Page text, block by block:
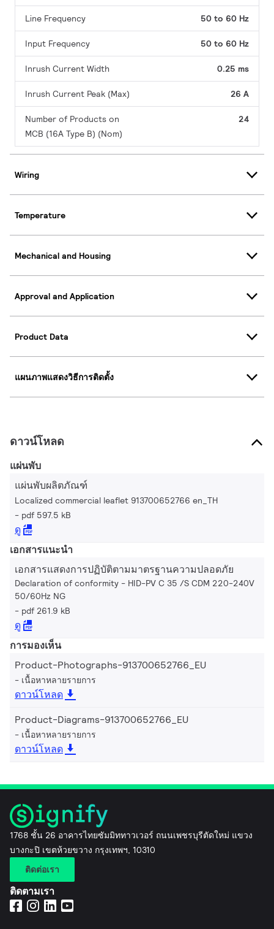
Line Frequency 50 to 60 Hz
Input Frequency 50 to 60 Hz
Inrush Current Width 0.25 ms
Inrush Current Peak (Max) 26 A
Number of Products on
MCB (16A Type B) (Nom)
24
Wiring
Temperature
Mechanical and Housing
Approval and Application
Product Data
แผนภาพแสดงวิธีการติดตั้ง
ดาวน์โหลด
แผ่นพับ
แผ่นพับผลิตภัณฑ์
Localized commercial leaflet 913700652766 en_TH
pdf 597.5 kB
ดู
เอกสารแนะนำ
เอกสารแสดงการปฏิบัติตามมาตรฐานความปลอดภัย
Declaration of conformity - HID-PV C 35 /S CDM 220-240V
50/60Hz NG
pdf 261.9 kB
ดู
การมองเห็น
Product-Photographs-913700652766_EU
เนื้อหาหลายรายการ
ดาวน์โหลด
Product-Diagrams-913700652766_EU
เนื้อหาหลายรายการ
ดาวน์โหลด
1768 ชั้น 26 อาคารไทยซัมมิททาวเวอร์ ถนนเพชรบุรีตัดใหม่ แขวง
บางกะปิ เขตห้วยขวาง กรุงเทพฯ, 10310
ติดต่อเรา
ติดตามเรา